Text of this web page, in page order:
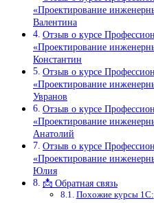
«Проектирование
Валентина
Отзыв о курсе
«Проектирование
Константин
Отзыв о курсе
«Проектирование
Увранов
Отзыв о курсе
«Проектирование
Анатолий
Отзыв о курсе
«Проектирование
Юлия
📩 Обратная связь
Похожие курсы 1С: